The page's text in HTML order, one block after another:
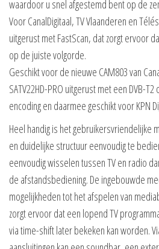
waardoor u snel afgestemd bent op de
Voor CanalDigitaal, TV Vlaanderen en
uitgerust met FastScan, dat zorgt ervoor
op de juiste volgorde.
Geschikt voor de nieuwe CAM803 van
SATV22HD-PRO uitgerust met een DVB-T2
encoding en daarmee geschikt voor KPN
Heel handig is het gebruikersvriendelijke
en duidelijke structuur eenvoudig te
eenvoudig wisselen tussen TV en radio
de afstandsbediening. De ingebouwde
mogelijkheden tot het afspelen van
zorgt ervoor dat een lopend TV
via time-shift later bekeken kan worden.